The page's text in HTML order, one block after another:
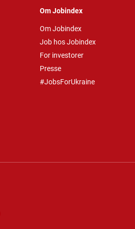
Om Jobindex
Om Jobindex
Job hos Jobindex
For investorer
Presse
#JobsForUkraine